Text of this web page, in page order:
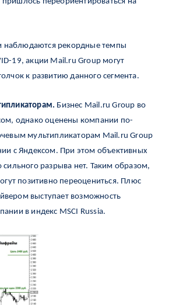
наблюдаются рекордные темпы
19, акции Mail.ru Group могут
к развитию данного сегмента.
Бизнес Mail.ru Group во
однако оценены компании по-
мультипликаторам Mail.ru Group
с Яндексом. При этом объективных
сильного разрыва нет. Таким образом,
позитивно переоцениться. Плюс
выступает возможность
в индекс MSCI Russia.